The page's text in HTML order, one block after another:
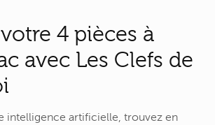
4 pièces à
avec Les Clefs de
intelligence artificielle, trouvez en